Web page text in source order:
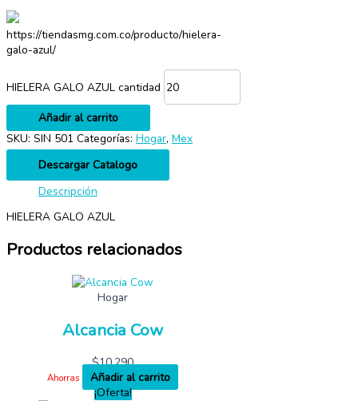
https://tiendasmg.com.co/producto/hielera-
galo-azul/
HIELERA GALO AZUL cantidad
Añadir al carrito
SKU: SIN 501 Categorías: Hogar, Mex
Descargar Catalogo
Descripción
HIELERA GALO AZUL
Productos relacionados
Hogar
Alcancia Cow
$10,290
Ahorras
Añadir al carrito
¡Oferta!